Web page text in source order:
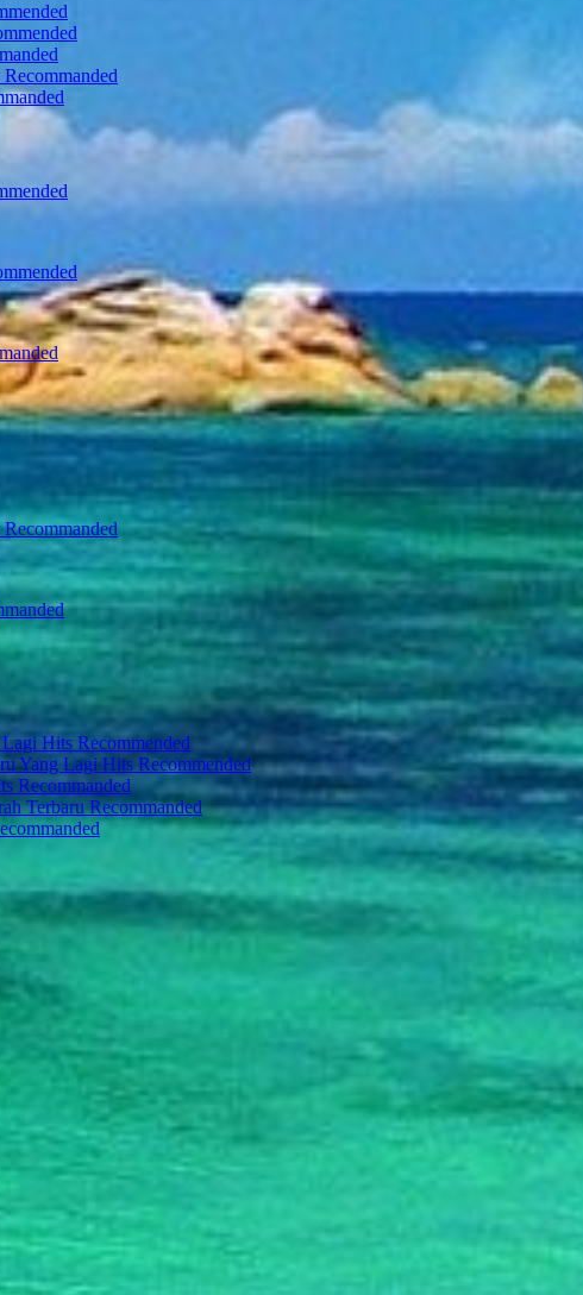
Hits Recommended
Yang Lagi Hits Recommended
Recommanded
Terbaru Recommanded